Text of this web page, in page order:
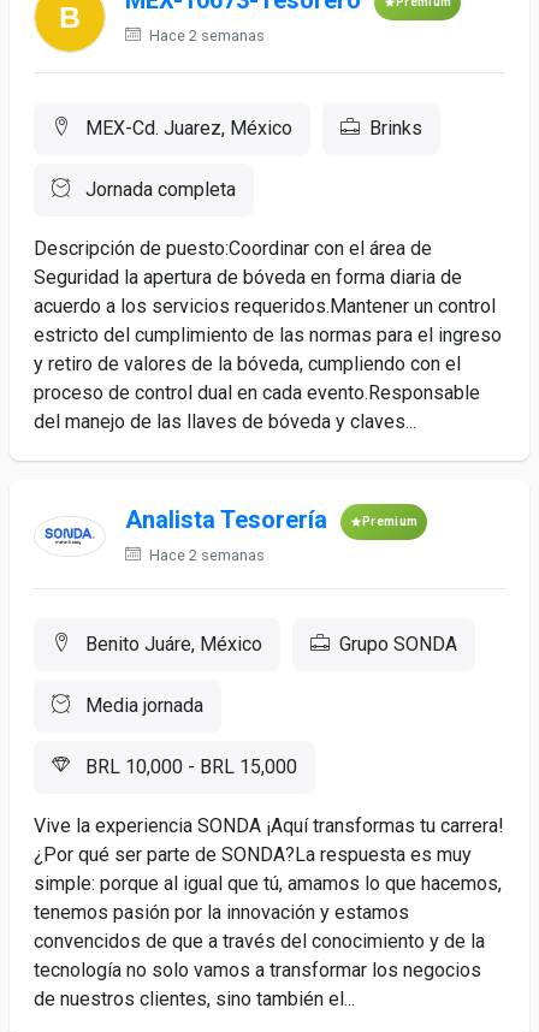
Hace 2 semanas
MEX-Cd. Juarez, México Brinks
Jornada completa
Descripción de puesto:Coordinar con el área de
Seguridad la apertura de bóveda en forma diaria de
acuerdo a los servicios requeridos.Mantener un control
estricto del cumplimiento de las normas para el ingreso
y retiro de valores de la bóveda, cumpliendo con el
proceso de control dual en cada evento.Responsable
del manejo de las llaves de bóveda y claves...
Analista Tesorería Premium
Hace 2 semanas
Benito Juáre, México Grupo SONDA
Media jornada
BRL 10,000 - BRL 15,000
Vive la experiencia SONDA ¡Aquí transformas tu carrera!
¿Por qué ser parte de SONDA?La respuesta es muy
simple: porque al igual que tú, amamos lo que hacemos,
tenemos pasión por la innovación y estamos
convencidos de que a través del conocimiento y de la
tecnología no solo vamos a transformar los negocios
de nuestros clientes, sino también el...